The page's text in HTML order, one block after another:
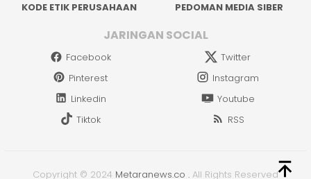
KODE ETIK PERUSAHAAN
PEDOMAN MEDIA SIBER
JARINGAN SOCIAL
Facebook
Twitter
Pinterest
Instagram
Linkedin
Youtube
Tiktok
RSS
Copyright © 2024 Metaranews.co . All Rights Reserved